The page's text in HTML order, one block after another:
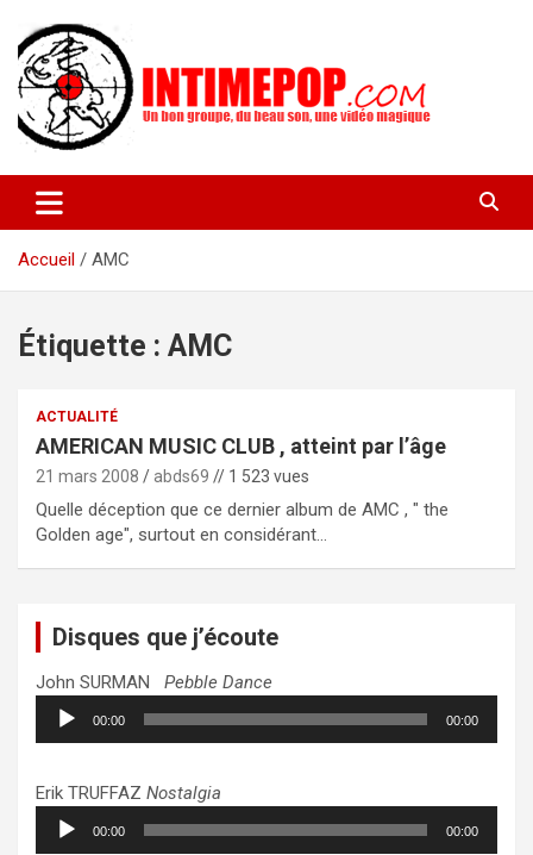
contenu
intimepop.com
actuelles pop rock, post-rock, indé sur Lyon. rock pop concert
lyon
Accueil
AMC
Étiquette : AMC
ACTUALITÉ
AMERICAN MUSIC CLUB , atteint par l’âge
21 mars 2008 abds69 // 1 523 vues
Quelle déception que ce dernier album de AMC , " the
Golden age", surtout en considérant…
Disques que j’écoute
John SURMAN Pebble Dance
Lecteur
audio
00:00 00:00
Erik TRUFFAZ Nostalgia
Lecteur
audio
00:00 00:00